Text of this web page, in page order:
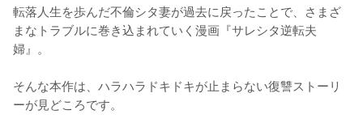
転落人生を歩んだ不倫シタ妻が過去に戻ったことで、さまざ
まなトラブルに巻き込まれていく漫画『サレシタ逆転夫
婦』。
そんな本作は、ハラハラドキドキが止まらない復讐ストーリ
ーが見どころです。